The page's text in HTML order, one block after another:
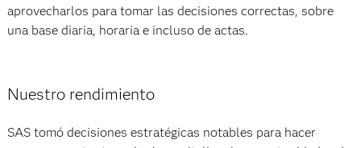
aprovecharlos para tomar las decisiones correctas, sobre
una base diaria, horaria e incluso de actas.
Nuestro rendimiento
SAS tomó decisiones estratégicas notables para hacer